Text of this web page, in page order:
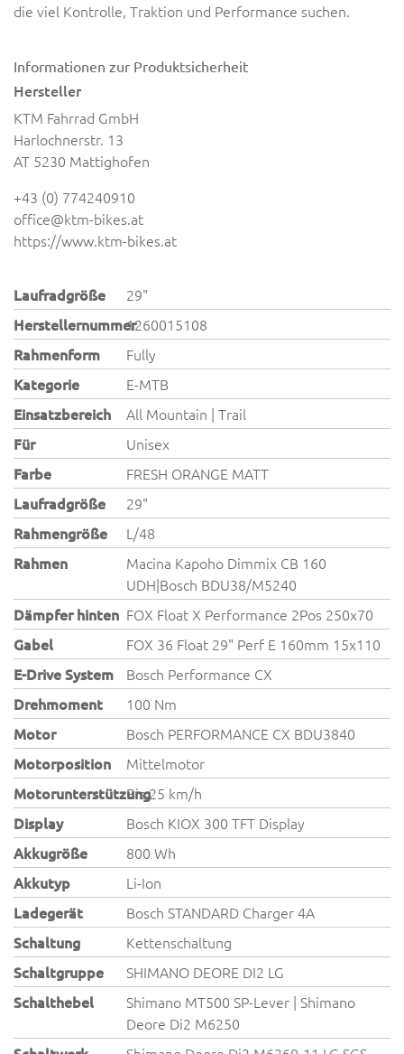
die viel Kontrolle, Traktion und Performance suchen.
Informationen zur Produktsicherheit
Hersteller
KTM Fahrrad GmbH
Harlochnerstr. 13
AT 5230 Mattighofen
+43 (0) 774240910
office@ktm-bikes.at
https://www.ktm-bikes.at
Laufradgröße
29"
Herstellernummer1260015108
Rahmenform
Fully
Kategorie
E-MTB
Einsatzbereich
All Mountain | Trail
Für
Unisex
Farbe
FRESH ORANGE MATT
Laufradgröße
29"
Rahmengröße
L/48
Rahmen
Macina Kapoho Dimmix CB 160
UDH|Bosch BDU38/M5240
Dämpfer hinten FOX Float X Performance 2Pos 250x70
Gabel
FOX 36 Float 29" Perf E 160mm 15x110
E-Drive System
Bosch Performance CX
Drehmoment
100 Nm
Motor
Bosch PERFORMANCE CX BDU3840
Motorposition
Mittelmotor
MotorunterstützungBis 25 km/h
Display
Bosch KIOX 300 TFT Display
Akkugröße
800 Wh
Akkutyp
Li-Ion
Ladegerät
Bosch STANDARD Charger 4A
Schaltung
Kettenschaltung
Schaltgruppe
SHIMANO DEORE DI2 LG
Schalthebel
Shimano MT500 SP-Lever | Shimano
Deore Di2 M6250